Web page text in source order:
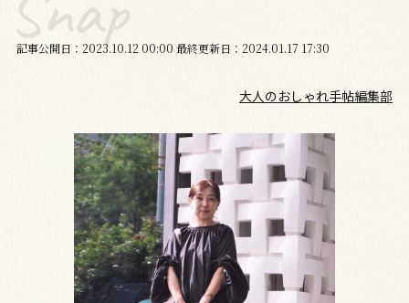
記事公開日 2023.10 12 00:00 最終更新日 2024.01.17 17:30
大人のおしゃれ手帖編集部